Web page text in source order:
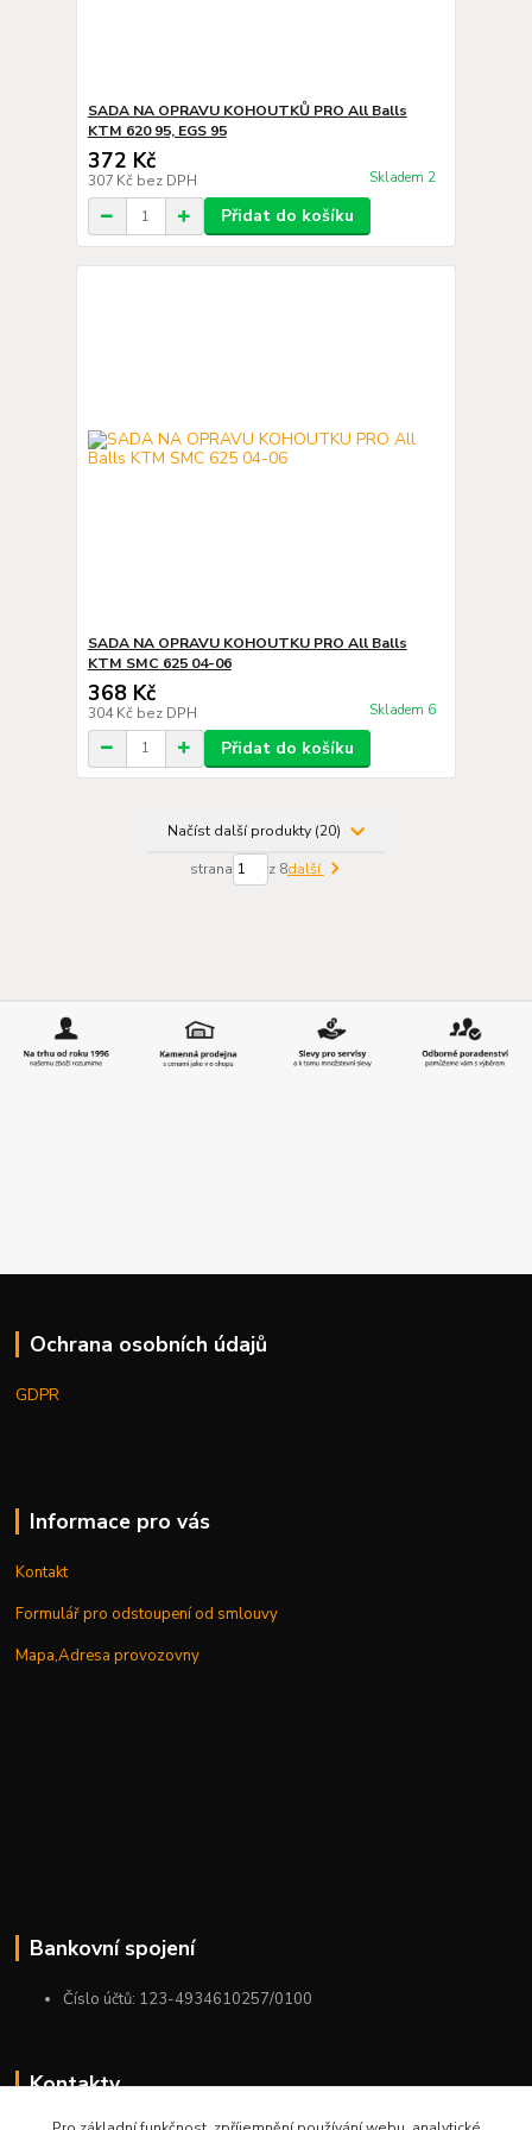
SADA NA OPRAVU KOHOUTKŮ PRO All Balls
KTM 620 95, EGS 95
372 Kč
307 Kč bez DPH Skladem 2
Přidat do košíku
SADA NA OPRAVU KOHOUTKU PRO All Balls
KTM SMC 625 04-06
368 Kč
304 Kč bez DPH Skladem 6
Přidat do košíku
Načíst další produkty (20)
strana z 8další
Ochrana osobních údajů
GDPR
Informace pro vás
Kontakt
Formulář pro odstoupení od smlouvy
Mapa,Adresa provozovny
Bankovní spojení
Číslo účtů: 123-4934610257/0100
Kontakty